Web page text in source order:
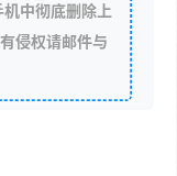
中彻底删除上
侵权请邮件与